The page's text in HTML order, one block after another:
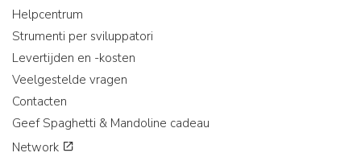
Helpcentrum
Strumenti per sviluppatori
Levertijden en -kosten
Veelgestelde vragen
Contacten
Geef Spaghetti & Mandoline cadeau
Network